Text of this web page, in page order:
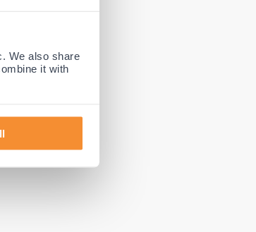
We also share
it with